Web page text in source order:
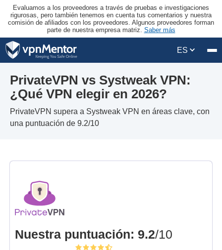
Evaluamos a los proveedores a través de pruebas e investigaciones
rigurosas, pero también tenemos en cuenta tus comentarios y nuestra
comisión de afiliados con los proveedores. Algunos proveedores forman
parte de nuestra empresa matriz. Saber más
ES
PrivateVPN vs Systweak VPN:
¿Qué VPN elegir en 2026?
PrivateVPN supera a Systweak VPN en áreas clave, con
una puntuación de 9.2/10
Nuestra puntuación: 9.2/10